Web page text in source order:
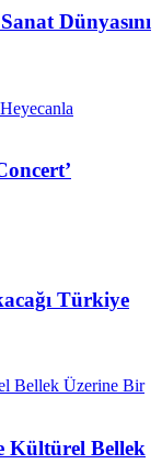
Dünyasını
Türkiye
Kültürel Bellek